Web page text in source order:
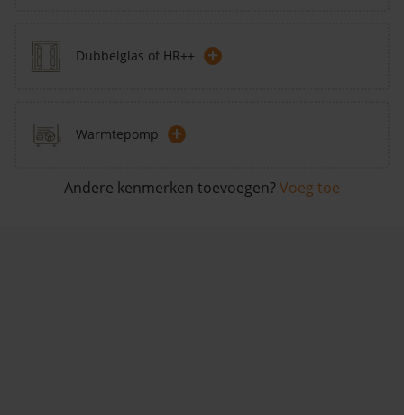
Dubbelglas of HR++ +
Warmtepomp +
Andere kenmerken toevoegen? Voeg toe